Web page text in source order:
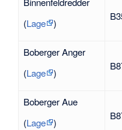
(Lage )
Boberger Anger
(Lage )
Boberger Aue
(Lage )